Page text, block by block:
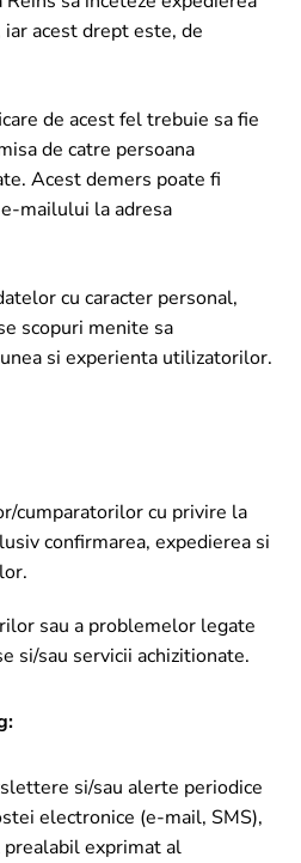
acest drept este, de
de acest fel trebuie sa fie
de catre persoana
Acest demers poate fi
mailului la adresa
cu caracter personal,
scopuri menite sa
si experienta utilizatorilor.
cumparatorilor cu privire la
confirmarea, expedierea si
sau a problemelor legate
si/sau servicii achizitionate.
si/sau alerte periodice
electronice (e-mail, SMS),
exprimat al